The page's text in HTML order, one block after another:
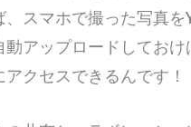
、スマホで撮った写真
動アップロードしておけ
アクセスできるんです！